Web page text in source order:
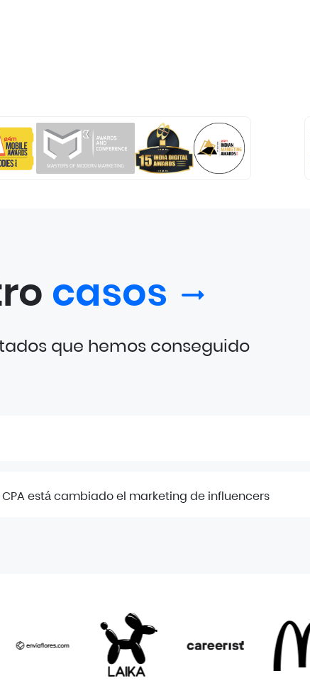
casos
que hemos conseguido
está cambiado el marketing de influencers